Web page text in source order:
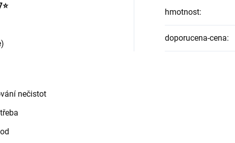
nečistot
hmotnost:
doporucena-cena: